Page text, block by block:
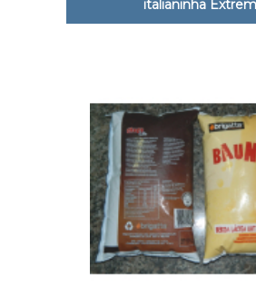
italianinha